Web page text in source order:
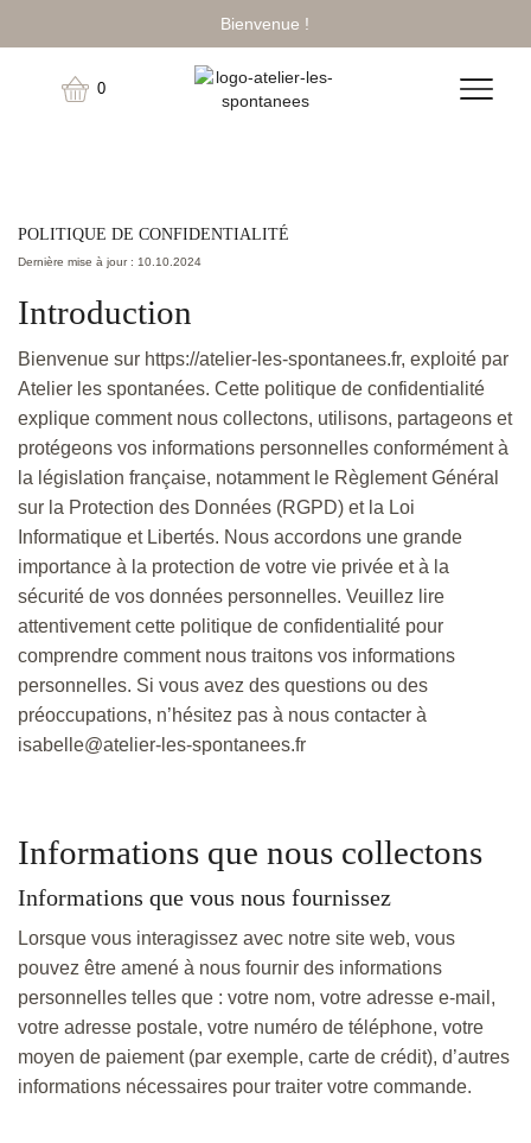
Bienvenue !
0
POLITIQUE DE CONFIDENTIALITÉ
Dernière mise à jour : 10.10.2024
Introduction
Bienvenue sur https://atelier-les-spontanees.fr, exploité par
Atelier les spontanées. Cette politique de confidentialité
explique comment nous collectons, utilisons, partageons et
protégeons vos informations personnelles conformément à
la législation française, notamment le Règlement Général
sur la Protection des Données (RGPD) et la Loi
Informatique et Libertés. Nous accordons une grande
importance à la protection de votre vie privée et à la
sécurité de vos données personnelles. Veuillez lire
attentivement cette politique de confidentialité pour
comprendre comment nous traitons vos informations
personnelles. Si vous avez des questions ou des
préoccupations, n’hésitez pas à nous contacter à
isabelle@atelier-les-spontanees.fr
Informations que nous collectons
Informations que vous nous fournissez
Lorsque vous interagissez avec notre site web, vous
pouvez être amené à nous fournir des informations
personnelles telles que : votre nom, votre adresse e-mail,
votre adresse postale, votre numéro de téléphone, votre
moyen de paiement (par exemple, carte de crédit), d’autres
informations nécessaires pour traiter votre commande.